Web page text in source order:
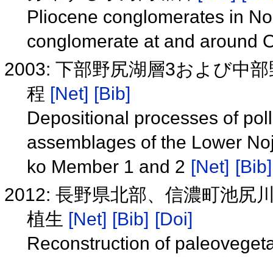
Pliocene conglomerates in
conglomerate at and around
2003: 下部野尻湖層3および中
程 [Net] [Bib]
Depositional processes of
assemblages of the Lower
ko Member 1 and 2 [Net] [Bib]
2012: 長野県北部、信濃町池尻
植生 [Net] [Bib] [Doi]
Reconstruction of